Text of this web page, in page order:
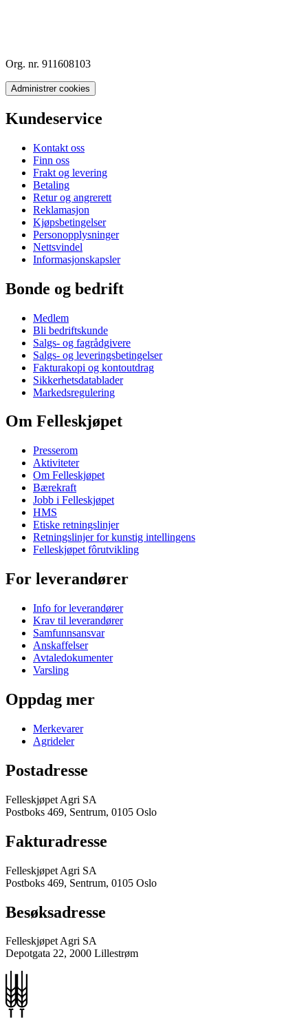
Org. nr. 911608103
Administrer cookies
Kundeservice
Kontakt oss
Finn oss
Frakt og levering
Betaling
Retur og angrerett
Reklamasjon
Kjøpsbetingelser
Personopplysninger
Nettsvindel
Informasjonskapsler
Bonde og bedrift
Medlem
Bli bedriftskunde
Salgs- og fagrådgivere
Salgs- og leveringsbetingelser
Fakturakopi og kontoutdrag
Sikkerhetsdatablader
Markedsregulering
Om Felleskjøpet
Presserom
Aktiviteter
Om Felleskjøpet
Bærekraft
Jobb i Felleskjøpet
HMS
Etiske retningslinjer
Retningslinjer for kunstig intellingens
Felleskjøpet fôrutvikling
For leverandører
Info for leverandører
Krav til leverandører
Samfunnsansvar
Anskaffelser
Avtaledokumenter
Varsling
Oppdag mer
Merkevarer
Agrideler
Postadresse
Felleskjøpet Agri SA
Postboks 469, Sentrum, 0105 Oslo
Fakturadresse
Felleskjøpet Agri SA
Postboks 469, Sentrum, 0105 Oslo
Besøksadresse
Felleskjøpet Agri SA
Depotgata 22, 2000 Lillestrøm